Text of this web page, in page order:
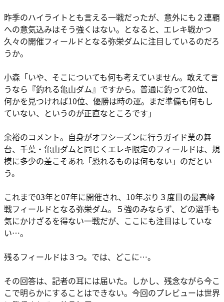
昨季のハイライトとも言える一戦だったが、意外にも２連覇
への意気込みはそう強くはない。となると、エレキ戦かつ
久々の開催フィールドとなる弥栄ダムに注目しているのだろ
うか。
小森 「いや、そこについても何も考えていません。敢えて言
うなら『釣れる亀山ダム』ですから。普通に釣って20位、
何かを見つければ10位、優勝は時の運。まだ準備も何もし
ていない、というのが正直なところです」
余裕のコメント。自身がオフシーズンに行うガイド業の舞
台、千葉・亀山ダムと同じくエレキ限定のフィールドは、規
模に多少の差こそあれ「恐れるものは何もない」のだとい
う。
これまで03年と07年に開催され、10年ぶり３度目の最高峰
戦フィールドとなる弥栄ダム。５強のみならず、どの選手も
気にかけざるを得ない一戦だが、ここにも注目はしていな
い…。
残るフィールドは３つ。では、どこに…。
その回答は、記者の耳には届いた。しかし、残念ながら今こ
こで明らかにすることはできない。今回のプレビューは世界